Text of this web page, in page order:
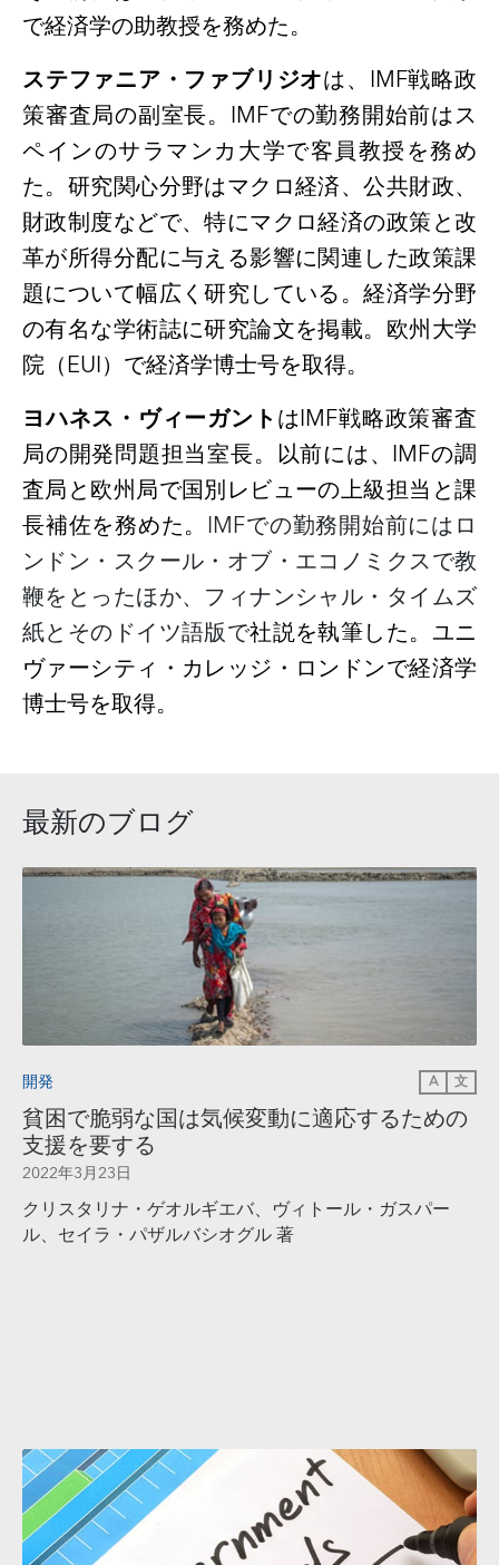
で経済学の助教授を務めた。
ステファニア・ファブリジオは、 IMF戦略政
策審査局の副室長。 IMFでの勤務開始前はス
ペインのサラマンカ大学で客員教授を務め
た。研究関心分野はマクロ経済、公共財政、
財政制度などで、特にマクロ経済の政策と改
革が所得分配に与える影響に関連した政策課
題について幅広く研究している。経済学分野
の有名な学術誌に研究論文を掲載。欧州大学
院（EUI）で経済学博士号を取得。
ヨハネス・ヴィーガントはIMF戦略政策審査
局の開発問題担当室長。以前には、 IMFの調
査局と欧州局で国別レビューの上級担当と課
長補佐を務めた。 IMFでの勤務開始前にはロ
ンドン・スクール・オブ・エコノミクスで教
鞭をとったほか、フィナンシャル・タイムズ
紙とそのドイツ語版で社説を執筆した。ユニ
ヴァーシティ・カレッジ・ロンドンで経済学
博士号を取得。
最新のブログ
開発 A 文
貧困で脆弱な国は気候変動に適応するための
支援を要する
2022年3月23日
クリスタリナ・ゲオルギエバ、ヴィトール・ガスパー
ル、セイラ・パザルバシオグル 著